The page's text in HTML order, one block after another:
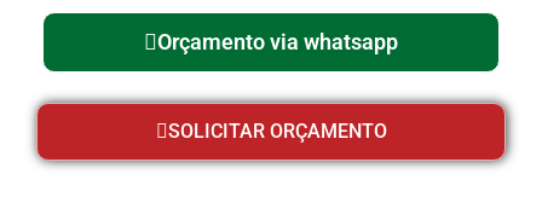
Orçamento via whatsapp
SOLICITAR ORÇAMENTO